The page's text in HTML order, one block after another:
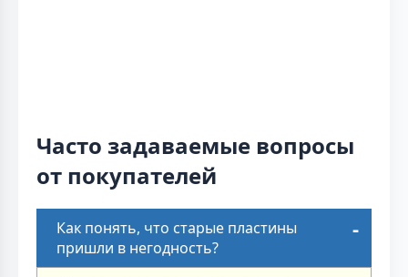
Часто задаваемые вопросы
от покупателей
Как понять, что старые пластины
пришли в негодность?